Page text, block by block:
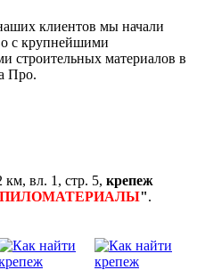
клиентов мы начали
с крупнейшими
строительных материалов в
Про.
вл. 1, стр. 5, крепеж
".